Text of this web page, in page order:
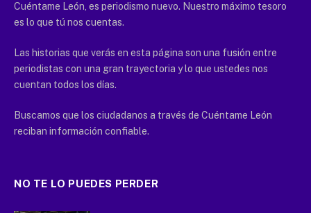
Cuéntame León, es periodismo nuevo. Nuestro máximo tesoro
es lo que tú nos cuentas.
Las historias que verás en esta página son una fusión entre
periodistas con una gran trayectoria y lo que ustedes nos
cuentan todos los días.
Buscamos que los ciudadanos a través de Cuéntame León
reciban información confiable.
NO TE LO PUEDES PERDER